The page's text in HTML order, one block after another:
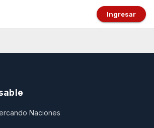
Ingresar
Naciones